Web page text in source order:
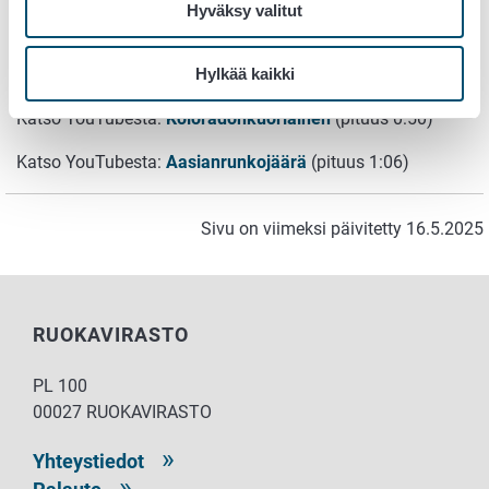
Hyväksy valitut
Hylkää kaikki
kasvinterveys@ruokavirasto.fi
Katso YouTubesta:Koloradonkuoriainen(pituus 0:50)
Katso YouTubesta: Aasianrunkojäärä (pituus 1:06)
Sivu on viimeksi päivitetty 16.5.2025
RUOKAVIRASTO
PL 100
00027 RUOKAVIRASTO
Yhteystiedot